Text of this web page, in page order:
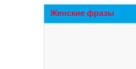
Женские фразы